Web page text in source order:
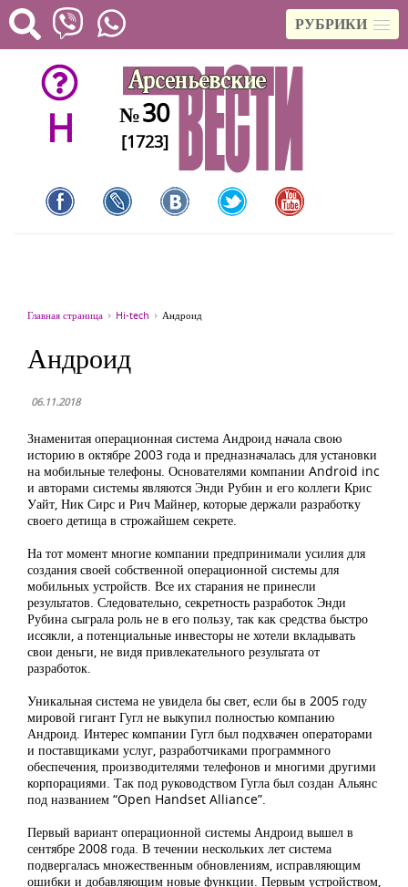
РУБРИКИ
H №30
[1723]
Главная страница Hi-tech Андроид
Андроид
06.11.2018
Знаменитая операционная система Андроид начала свою
историю в октябре 2003 года и предназначалась для установки
на мобильные телефоны. Основателями компании Android inc
и авторами системы являются Энди Рубин и его коллеги Крис
Уайт, Ник Сирс и Рич Майнер, которые держали разработку
своего детища в строжайшем секрете.
На тот момент многие компании предпринимали усилия для
создания своей собственной операционной системы для
мобильных устройств. Все их старания не принесли
результатов. Следовательно, секретность разработок Энди
Рубина сыграла роль не в его пользу, так как средства быстро
иссякли, а потенциальные инвесторы не хотели вкладывать
свои деньги, не видя привлекательного результата от
разработок.
Уникальная система не увидела бы свет, если бы в 2005 году
мировой гигант Гугл не выкупил полностью компанию
Андроид. Интерес компании Гугл был подхвачен операторами
и поставщиками услуг, разработчиками программного
обеспечения, производителями телефонов и многими другими
корпорациями. Так под руководством Гугла был создан Альянс
под названием “Open Handset Alliance”.
Первый вариант операционной системы Андроид вышел в
сентябре 2008 года. В течении нескольких лет система
подвергалась множественным обновлениям, исправляющим
ошибки и добавляющим новые функции. Первым устройством,